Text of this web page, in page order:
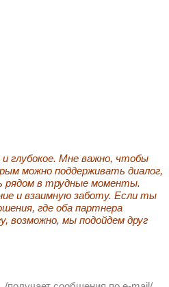
глубокое. Мне важно, чтобы
можно поддерживать диалог,
рядом в трудные моменты.
и взаимную заботу. Если ты
где оба партнера
возможно, мы подойдем друг